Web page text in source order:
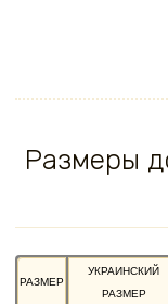
Размеры
РАЗМЕР
УКРАИНСКИЙ
РАЗМЕР